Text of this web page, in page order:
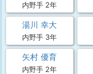
内野手 2年
湯川 幸大
内野手 3年
矢村 優育
内野手 2年